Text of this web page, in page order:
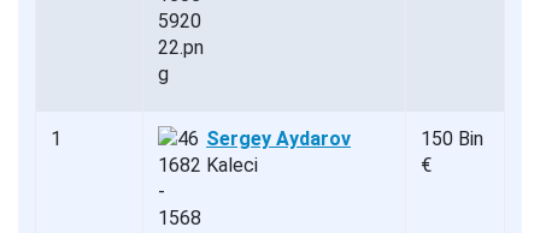
1
Sergey Aydarov
Kaleci
150 Bin
€